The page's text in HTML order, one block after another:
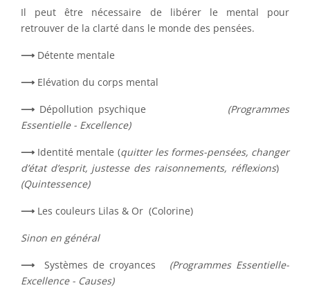
Il peut être nécessaire de libérer le mental pour
retrouver de la clarté dans le monde des pensées.
⟶ Détente mentale
⟶ Elévation du corps mental
⟶ Dépollution psychique
(Programmes
Essentielle - Excellence)
⟶ Identité mentale (quitter les formes-pensées, changer
d’état d’esprit, justesse des raisonnements, réflexions)
(Quintessence)
⟶ Les couleurs Lilas & Or (Colorine)
Sinon en général
⟶ Systèmes de croyances (Programmes Essentielle-
Excellence - Causes)